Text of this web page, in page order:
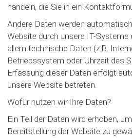
handeln, die Sie in ein
Andere Daten werden
Website durch unsere IT-
allem technische Daten (z.B.
Betriebssystem oder Uhrzeit des
Erfassung dieser Daten erfolgt
unsere Website betreten.
Wofür nutzen wir Ihre Daten?
Ein Teil der Daten wird erhoben,
Bereitstellung der Website zu